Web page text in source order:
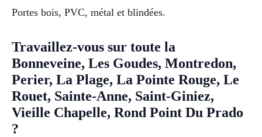
Portes bois, PVC, métal et blindées.
Travaillez-vous sur toute la
Bonneveine, Les Goudes, Montredon,
Perier, La Plage, La Pointe Rouge, Le
Rouet, Sainte-Anne, Saint-Giniez,
Vieille Chapelle, Rond Point Du Prado
?